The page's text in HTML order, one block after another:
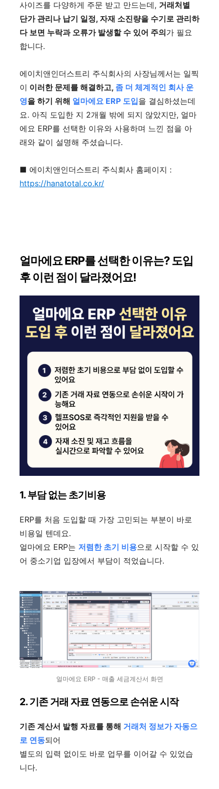
사이즈를 다양하게 주문 받고 만드는데, 거래처별
단가 관리나 납기 일정, 자재 소진량을 수기로 관리하
다 보면 누락과 오류가 발생할 수 있어 주의가 필요
합니다.
에이치앤인더스트리 주식회사의 사장님께서는 일찍
이 이러한 문제를 해결하고, 좀 더 체계적인 회사 운
영을 하기 위해 얼마에요 ERP 도입을 결심하셨는데
요. 아직 도입한 지 2개월 밖에 되지 않았지만, 얼마
에요 ERP를 선택한 이유와 사용하며 느낀 점을 아
래와 같이 설명해 주셨습니다.
■ 에이치앤인더스트리 주식회사 홈페이지 :
https://hanatotal.co.kr/
얼마에요 ERP를 선택한 이유는? 도입
후 이런 점이 달라졌어요!
1. 부담 없는 초기비용
ERP를 처음 도입할 때 가장 고민되는 부분이 바로
비용일 텐데요.
얼마에요 ERP는 저렴한 초기 비용으로 시작할 수 있
어 중소기업 입장에서 부담이 적었습니다.
얼마에요 ERP - 매출 세금계산서 화면
2. 기존 거래 자료 연동으로 손쉬운 시작
기존 계산서 발행 자료를 통해 거래처 정보가 자동으
로 연동되어
별도의 입력 없이도 바로 업무를 이어갈 수 있었습
니다.